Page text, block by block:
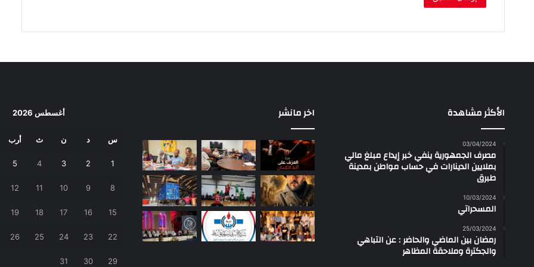
الأكثر مشاهدة
03/04/2024
مصرف الجمهورية ينفي خبر إيداع مبلغ مالي
بملايين الدينارات في حساب مواطن بمدينة
طبرق
10/03/2024
المسحراتي
25/03/2024
رمضان بين الماضي والحاضر : عن التباهي
والجكترة وملاحقة المظاهر
اخر مانشر أغسطس 2026
س د ن ث أرب
1
2
3
4
5
8
9
10
11
12
15
16
17
18
19
22
23
24
25
26
29
30
31